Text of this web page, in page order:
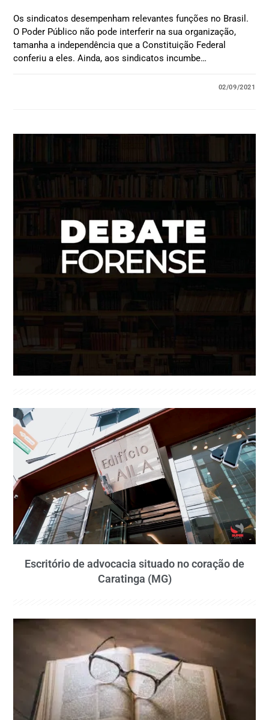
Os sindicatos desempenham relevantes funções no Brasil.
O Poder Público não pode interferir na sua organização,
tamanha a independência que a Constituição Federal
conferiu a eles. Ainda, aos sindicatos incumbe…
02/09/2021
Escritório de advocacia situado no coração de
Caratinga (MG)